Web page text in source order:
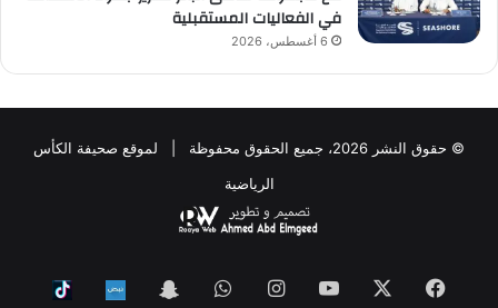
في الفعاليات المستقبلية
6 أغسطس، 2026
© حقوق النشر 2026، جميع الحقوق محفوظة | لموقع صحيفة الكأس
الرياضية
فيسبوك ‫YouTubeانستقرامواتساب Snapchat
Nabd